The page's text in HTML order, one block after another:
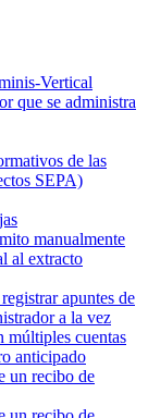
Vertical
que se administra
de las
SEPA)
manualmente
al extracto
apuntes de
a la vez
múltiples cuentas
anticipado
un recibo de